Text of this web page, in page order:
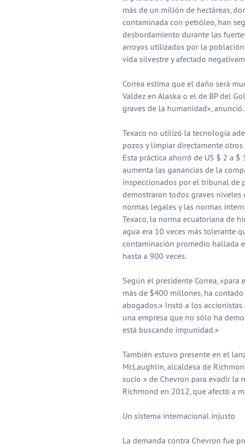
más de un millón de hectáreas,
contaminada con petróleo, han
desbordamiento durante las
arroyos utilizados por la
vida silvestre y afectado
Correa estima que el daño será
Valdez en Alaska o el de BP del
graves de la humanidad», anunció.
Texaco no utilizó la tecnología
pozos y limpiar directamente
Esta práctica ahorró de US $ 2 a
aumenta las ganancias de la
inspeccionados por el tribunal de
demostraron todos graves
normas legales y las normas
Texaco, la norma ecuatoriana de
agua era 10 veces más tolerante
contaminación promedio hallada
hasta a 900 veces.
Según el presidente Correa,
más de $400 millones, ha
abogados.» Instó a los
una empresa que no sólo ha
está buscando impunidad.»
También estuvo presente en el
McLaughlin, alcaldesa de
sucio » de Chevron para evadir la
Richmond en 2012, que afectó a
Un sistema internacional injusto
La demanda contra Chevron fue